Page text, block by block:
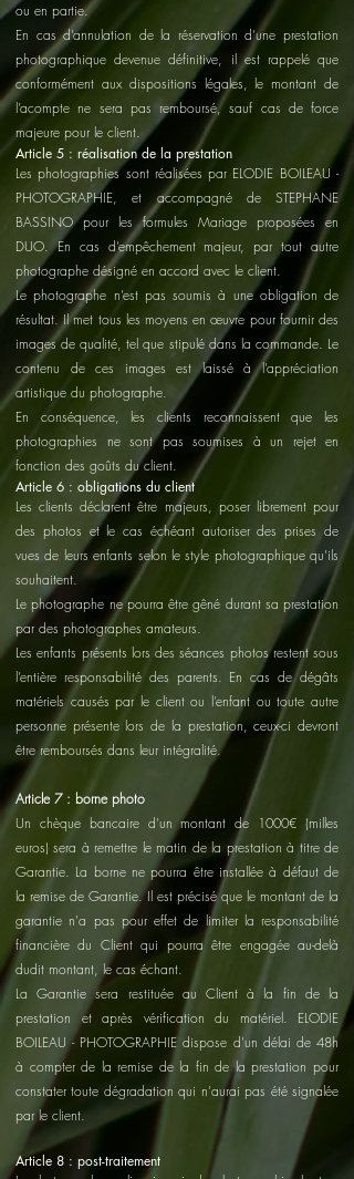
ou en partie.
En cas d’annulation de la réservation d’une prestation
photographique devenue définitive, il est rappelé que
conformément aux dispositions légales, le montant de
l’acompte ne sera pas remboursé, sauf cas de force
majeure pour le client.
Article 5 : réalisation de la prestation
Les photographies sont réalisées par ELODIE BOILEAU -
PHOTOGRAPHIE, et accompagné de STEPHANE
BASSINO pour les formules Mariage proposées en
DUO. En cas d’empêchement majeur, par tout autre
photographe désigné en accord avec le client.
Le photographe n’est pas soumis à une obligation de
résultat. Il met tous les moyens en œuvre pour fournir des
images de qualité, tel que stipulé dans la commande. Le
contenu de ces images est laissé à l’appréciation
artistique du photographe.
En conséquence, les clients reconnaissent que les
photographies ne sont pas soumises à un rejet en
fonction des goûts du client.
Article 6 : obligations du client
Les clients déclarent être majeurs, poser librement pour
des photos et le cas échéant autoriser des prises de
vues de leurs enfants selon le style photographique qu’ils
souhaitent.
Le photographe ne pourra être gêné durant sa prestation
par des photographes amateurs.
Les enfants présents lors des séances photos restent sous
l’entière responsabilité des parents. En cas de dégâts
matériels causés par le client ou l’enfant ou toute autre
personne présente lors de la prestation, ceux-ci devront
être remboursés dans leur intégralité.
Article 7 : borne photo
Un chèque bancaire d'un montant de 1000€ (milles
euros) sera à remettre le matin de la prestation à titre de
Garantie. La borne ne pourra être installée à défaut de
la remise de Garantie. Il est précisé que le montant de la
garantie n'a pas pour effet de limiter la responsabilité
financière du Client qui pourra être engagée au-delà
dudit montant, le cas échant.
La Garantie sera restituée au Client à la fin de la
prestation et après vérification du matériel. ELODIE
BOILEAU - PHOTOGRAPHIE dispose d'un délai de 48h
à compter de la remise de la fin de la prestation pour
constater toute dégradation qui n'aurai pas été signalée
par le client.
Article 8 : post-traitement